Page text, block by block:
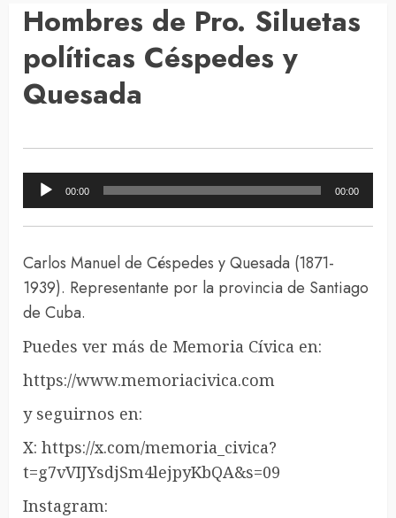
Hombres de Pro. Siluetas
políticas Céspedes y
Quesada
Reproductor
de
audio
00:00 00:00
Carlos Manuel de Céspedes y Quesada (1871-
1939). Representante por la provincia de Santiago
de Cuba.
Puedes ver más de Memoria Cívica en:
https://www.memoriacivica.com
y seguirnos en:
X: https://x.com/memoria_civica?
t=g7vVIJYsdjSm4lejpyKbQA&s=09
Instagram: